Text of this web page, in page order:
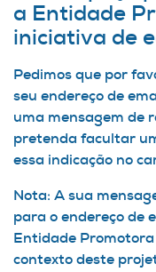
a Entidade
iniciativa de
Pedimos que por
seu endereço de
uma mensagem de
pretenda facultar
essa indicação no
Nota: A sua
para o endereço de
Entidade
contexto deste